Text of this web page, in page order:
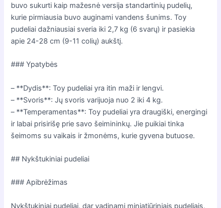
buvo sukurti kaip mažesnė versija standartinių pudelių,
kurie pirmiausia buvo auginami vandens šunims. Toy
pudeliai dažniausiai sveria iki 2,7 kg (6 svarų) ir pasiekia
apie 24-28 cm (9-11 colių) aukštį.
### Ypatybės
– **Dydis**: Toy pudeliai yra itin maži ir lengvi.
– **Svoris**: Jų svoris varijuoja nuo 2 iki 4 kg.
– **Temperamentas**: Toy pudeliai yra draugiški, energingi
ir labai prisirišę prie savo šeimininkų. Jie puikiai tinka
šeimoms su vaikais ir žmonėms, kurie gyvena butuose.
## Nykštukiniai pudeliai
### Apibrėžimas
Nykštukiniai pudeliai, dar vadinami miniatiūriniais pudeliais,